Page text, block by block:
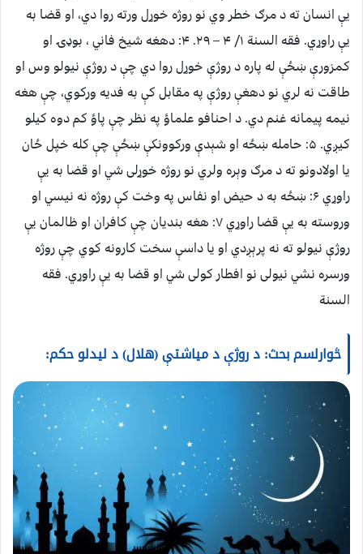
یې انسان ته د مرګ خطر وي نو روژه خوړل ورته روا دي، او قضا به
یې راوړي. فقه السنة ۱/ ۴ – ۲۹. ۴: دهغه شیخ فاني ، بوډۍ او
کمزورې ښځې له پاره د روژې خوړل روا دي چې د روژې نیولو وس او
طاقت نه لري نو دهغې روژې په مقابل کې به فدیه ورکوي، چې هغه
نیمه پيمانه غنم دي. د احنافو علماؤ په نظر چې پاؤ کم دوه کیلو
کیږي. ۵: حامله ښځه او شېدې ورکوونکې ښځې چې کله خپل ځان
یا اولادونو ته د مرګ وېره ولري نو روژه خوړلی شي او قضا به یې
راوړي ۶: ښځه به د حیض او نفاس په وخت کې روژه نه نیسي او
وروسته به یې قضا راوړي ۷: هغه بندیان چې کافران او ظالمان یې
روژې نیولو ته نه پرېږدي او یا داسې سخت کارونه کوي چې روژه
ورسره نشي نیولی نو افطار کولی شي او قضا به یې راوړي. فقه
السنة
څوارلسم بحث: د روژې د میاشتې (هلال) د لیدلو حکم: